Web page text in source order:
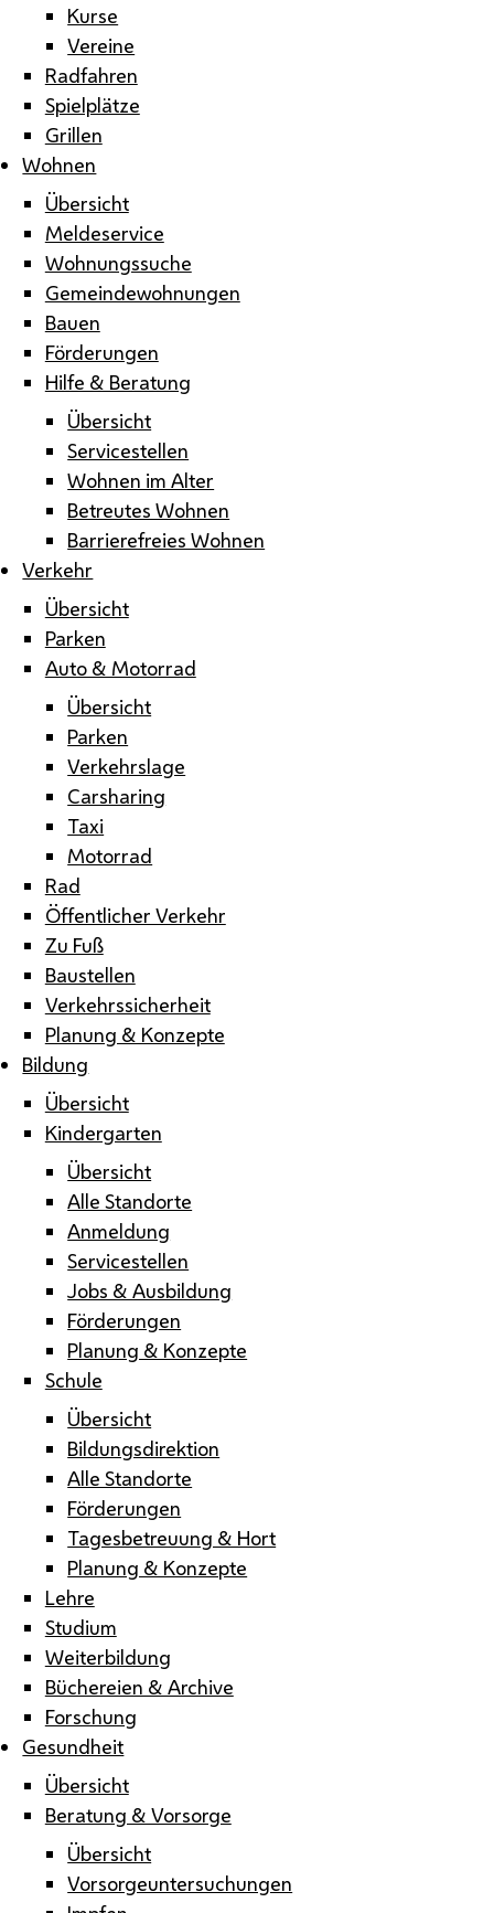
Kurse
Vereine
Radfahren
Spielplätze
Grillen
Wohnen
Übersicht
Meldeservice
Wohnungssuche
Gemeindewohnungen
Bauen
Förderungen
Hilfe & Beratung
Übersicht
Servicestellen
Wohnen im Alter
Betreutes Wohnen
Barrierefreies Wohnen
Verkehr
Übersicht
Parken
Auto & Motorrad
Übersicht
Parken
Verkehrslage
Carsharing
Taxi
Motorrad
Rad
Öffentlicher Verkehr
Zu Fuß
Baustellen
Verkehrssicherheit
Planung & Konzepte
Bildung
Übersicht
Kindergarten
Übersicht
Alle Standorte
Anmeldung
Servicestellen
Jobs & Ausbildung
Förderungen
Planung & Konzepte
Schule
Übersicht
Bildungsdirektion
Alle Standorte
Förderungen
Tagesbetreuung & Hort
Planung & Konzepte
Lehre
Studium
Weiterbildung
Büchereien & Archive
Forschung
Gesundheit
Übersicht
Beratung & Vorsorge
Übersicht
Vorsorgeuntersuchungen